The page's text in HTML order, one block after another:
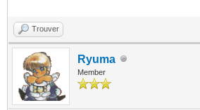
Trouver
Ryuma
Member